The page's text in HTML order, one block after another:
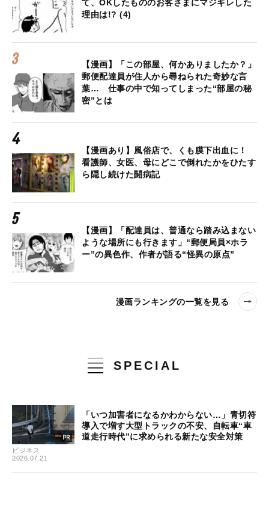
て、OKしたもののお客さまにマジギレした
理由は!? (4)
【漫画】「この部屋、何かありましたか？」
郵便配達員が住人から尋ねられた奇妙な言
葉… 仕事の中で知ってしまった“部屋の秘
密”とは
【漫画あり】風俗店で、くも膜下出血に！
看護師、女医、母にどこで倒れたかをひたす
ら隠し続けた闘病記
【漫画】「配達員は、普通なら踏み込まない
ような場所にも行きます」“郵便局員×ホラ
ー”の異色作、作者が語る“怪異の原点”
漫画ランキングの一覧を見る
SPECIAL
ビジネス
2026.07.21
「いつ加害者になるかわからない…」青切符
導入で増す大型トラックの不安、自転車“車
道走行時代”に求められる新たな安全対策